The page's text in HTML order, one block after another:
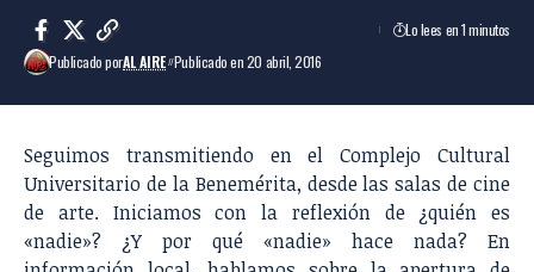
Publicado porAL AIRE Publicado en 20 abril, 2016
Lo lees en 1 minutos
Seguimos transmitiendo en elComplejo Cultural
Universitario de la Benemérita, desde las salas de cine
de arte. Iniciamos con la reflexión de ¿quién es
«nadie»? ¿Y por qué «nadie» hace nada? En